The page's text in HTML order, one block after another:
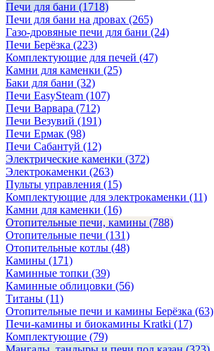
Печи для бани (1718)
Печи для бани на дровах (265)
Газо-дровяные печи для бани (24)
Печи Берёзка (223)
Комплектующие для печей (47)
Камни для каменки (25)
Баки для бани (32)
Печи EasySteam (107)
Печи Варвара (712)
Печи Везувий (191)
Печи Ермак (98)
Печи Сабантуй (12)
Электрические каменки (372)
Электрокаменки (263)
Пульты управления (15)
Комплектующие для электрокаменки (11)
Камни для каменки (16)
Отопительные печи, камины (788)
Отопительные печи (131)
Отопительные котлы (48)
Камины (171)
Каминные топки (39)
Каминные облицовки (56)
Титаны (11)
Отопительные печи и камины Берёзка (63)
Печи-камины и биокамины Kratki (17)
Комплектующие (79)